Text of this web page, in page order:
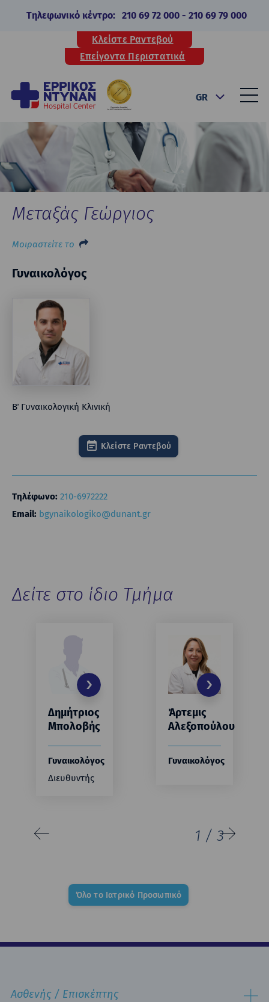
Τηλεφωνικό κέντρο: 210 69 72 000- 210 69 79 000
Κλείστε Ραντεβού
Επείγοντα Περιστατικά
GR
Μεταξάς Γεώργιος
Μοιραστείτε το
Γυναικολόγος
Β΄ Γυναικολογική Κλινική
Κλείστε Ραντεβού
Τηλέφωνο: 210-6972222
Email: bgynaikologiko@dunant.gr
Δείτε στο ίδιο Τμήμα
Δημήτριος
Μπολοβής
Γυναικολόγος
Διευθυντής
Άρτεμις
Αλεξοπούλου
Γυναικολόγος
1 / 3
Όλο το Ιατρικό Προσωπικό
Ασθενής / Επισκέπτης